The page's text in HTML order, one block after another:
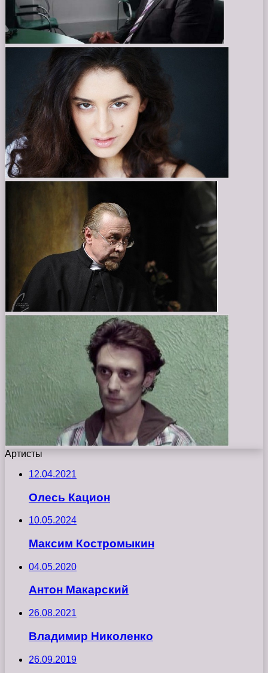
Артисты
12.04.2021
Олесь Кацион
10.05.2024
Максим Костромыкин
04.05.2020
Антон Макарский
26.08.2021
Владимир Николенко
26.09.2019